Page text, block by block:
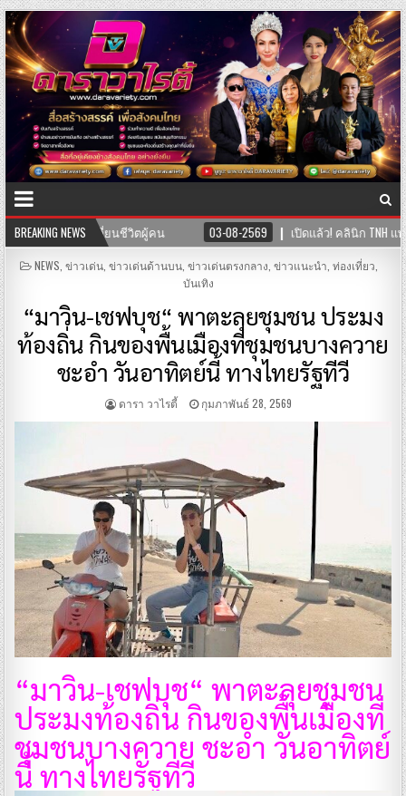
BREAKING NEWS
08-2569 เปิดแล้ว! คลินิก TNH แพทย์แผนจีนและแพทย์แผนไทย พร้อมให้
POSTED
NEWS ข่าวเด่น, ข่าวเด่นด้านบน, ข่าวเด่นตรงกลาง ข่าวแนะนำ ท่องเที่ยว
บันเทิง
“มาวิน-เชฟบุช“ พาตะลุยชุมชน ประมง
ท้องถิ่น กินของพื้นเมืองที่ชุมชนบางควาย
ชะอำ วันอาทิตย์นี้ ทางไทยรัฐทีวี
ดารา วาไรตี้ กุมภาพันธ์ 28, 2569
“มาวิน-เชฟบุช“ พาตะลุยชุมชน
ประมงท้องถิ่น กินของพื้นเมืองที่
ชุมชนบางควาย ชะอำ วันอาทิตย์
นี้ ทางไทยรัฐทีวี